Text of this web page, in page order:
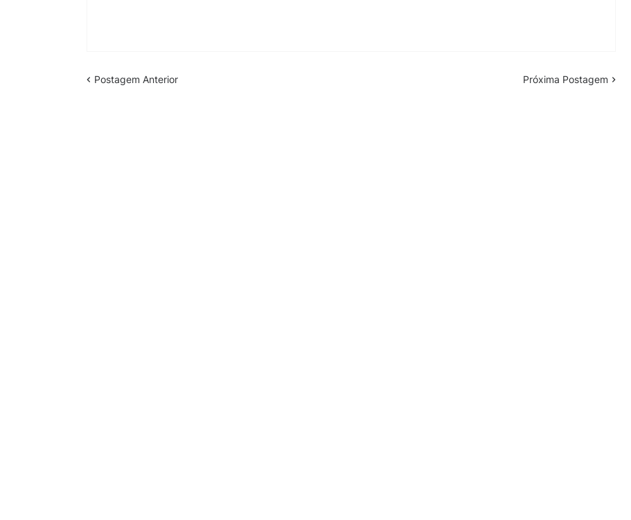
Postagem Anterior Próxima Postagem